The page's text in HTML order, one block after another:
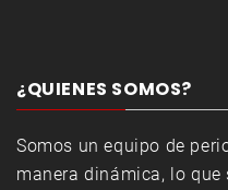
¿QUIENES SOMOS?
Somos un equipo de
manera dinámica, lo que